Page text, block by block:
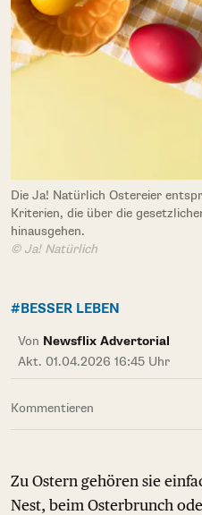
Die Ja! Natürlich Ostereier
Kriterien, die über die
hinausgehen.
© Ja! Natürlich
#BESSER LEBEN
Von Newsflix Advertorial
Akt. 01.04.2026 16:45 Uhr
Kommentieren
Zu Ostern gehören sie
Nest, beim Osterbrunch